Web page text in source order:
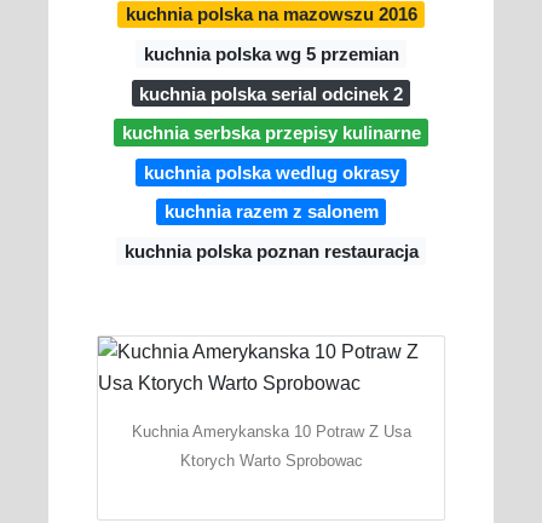
kuchnia polska na mazowszu 2016
kuchnia polska wg 5 przemian
kuchnia polska serial odcinek 2
kuchnia serbska przepisy kulinarne
kuchnia polska wedlug okrasy
kuchnia razem z salonem
kuchnia polska poznan restauracja
Kuchnia Amerykanska 10 Potraw Z Usa
Ktorych Warto Sprobowac